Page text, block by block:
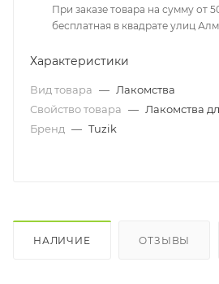
При заказе товара на сумму от
бесплатная в квадрате улиц
Характеристики
Вид товара — Лакомства
Свойство товара — Лакомства
Бренд — Tuzik
НАЛИЧИЕ ОТЗЫВЫ